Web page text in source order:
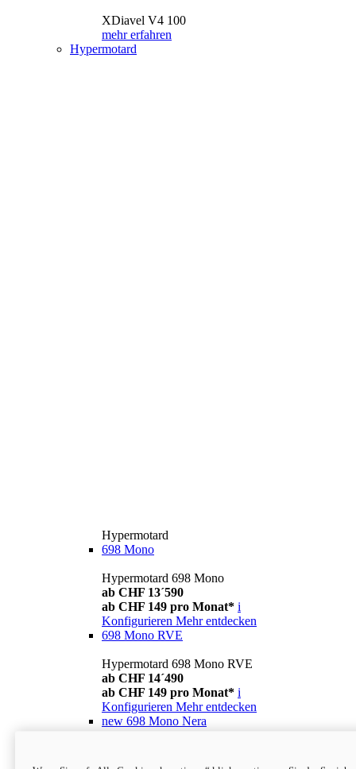
XDiavel V4 100
mehr erfahren
Hypermotard
Hypermotard
698 Mono
Hypermotard 698 Mono
ab CHF 13´590
ab CHF 149 pro Monat* i
Konfigurieren Mehr entdecken
698 Mono RVE
Hypermotard 698 Mono RVE
ab CHF 14´490
ab CHF 149 pro Monat* i
Konfigurieren Mehr entdecken
new 698 Mono Nera
ab CHF 13´990